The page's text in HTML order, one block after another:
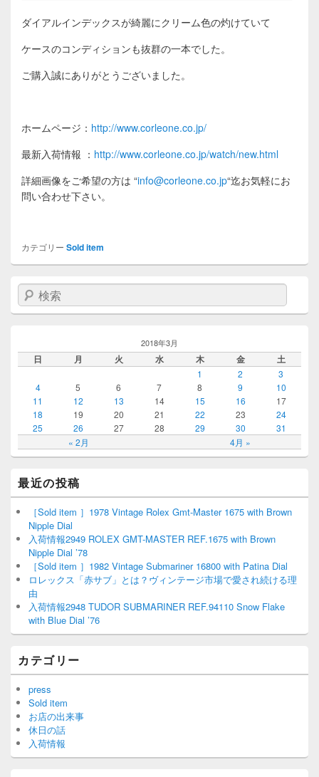
ダイアルインデックスが綺麗にクリーム色の灼けていて
ケースのコンディションも抜群の一本でした。
ご購入誠にありがとうございました。
ホームページ： http://www.corleone.co.jp/
最新入荷情報 ： http://www.corleone.co.jp/watch/new.html
詳細画像をご希望の方は “info@corleone.co.jp“迄お気軽にお
問い合わせ下さい。
カテゴリー Sold item
検索
2018年3月
日 月 火 水 木 金 土
« 2月 4月 »
1 2
3
4
5 6 7 8 9
10
11
12 13 14 15 16
17
18
19 20 21 22 23
24
25
26 27 28 29 30 31
最近の投稿
［Sold item ］1978 Vintage Rolex Gmt-Master 1675 with Brown
Nipple Dial
入荷情報2949 ROLEX GMT-MASTER REF.1675 with Brown
Nipple Dial ’78
［Sold item ］1982 Vintage Submariner 16800 with Patina Dial
ロレックス「赤サブ」とは？ヴィンテージ市場で愛され続ける理
由
入荷情報2948 TUDOR SUBMARINER REF.94110 Snow Flake
with Blue Dial ’76
カテゴリー
press
Sold item
お店の出来事
休日の話
入荷情報